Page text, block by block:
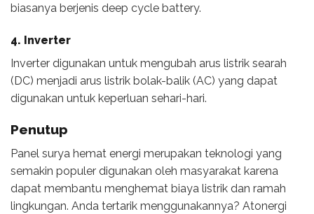
biasanya berjenis deep cycle battery.
4. Inverter
Inverter digunakan untuk mengubah arus listrik searah
(DC) menjadi arus listrik bolak-balik (AC) yang dapat
digunakan untuk keperluan sehari-hari.
Penutup
Panel surya hemat energi merupakan teknologi yang
semakin populer digunakan oleh masyarakat karena
dapat membantu menghemat biaya listrik dan ramah
lingkungan. Anda tertarik menggunakannya? Atonergi